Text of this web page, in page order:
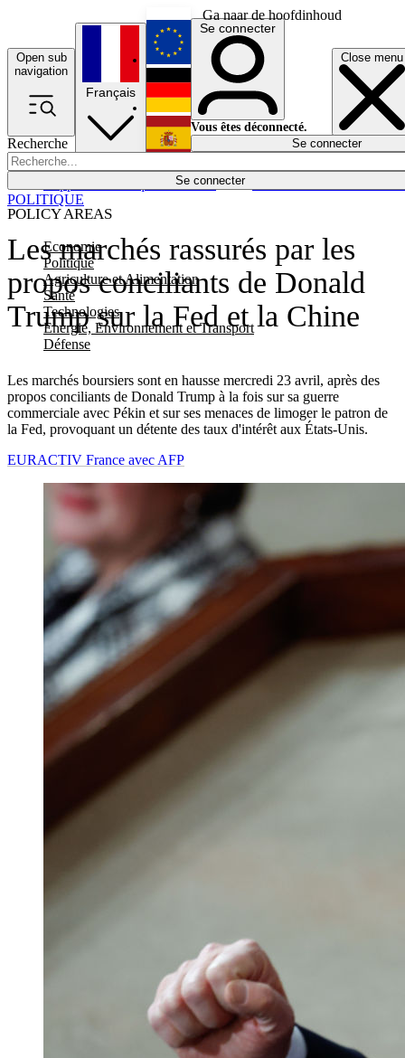
Ga naar de hoofdinhoud
Open sub
navigation
Close menu
Recherche
Se connecter
POLICY AREAS
Economie
Politique
Agriculture et Alimentation
Santé
Technologies
Energie, Environnement et Transport
Défense
Économie
Français
English
Deutsch
Español
Se connecter
Vous êtes déconnecté.
Se connecter
Les marchés rassurés par les
propos conciliants de Donald
Trump sur la Fed et la Chine
Les marchés boursiers sont en hausse mercredi 23 avril, après des
propos conciliants de Donald Trump à la fois sur sa guerre
commerciale avec Pékin et sur ses menaces de limoger le patron de
la Fed, provoquant un détente des taux d'intérêt aux États-Unis.
POLITIQUE
EURACTIV France avec AFP